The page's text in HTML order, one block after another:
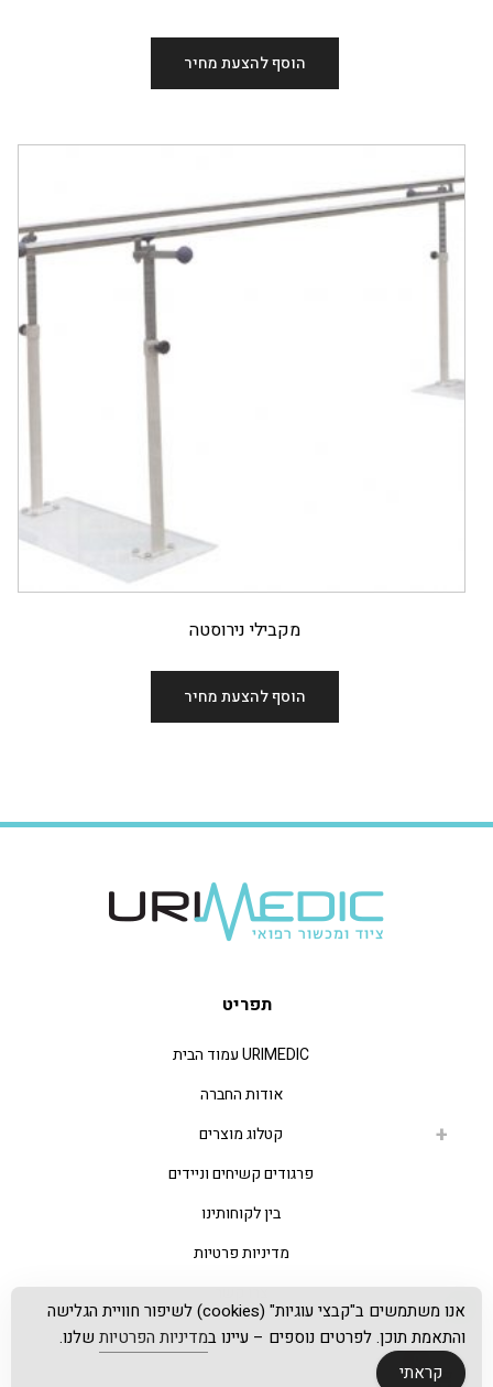
הוסף להצעת מחיר
מקבילי נירוסטה
הוסף להצעת מחיר
תפריט
URIMEDIC עמוד הבית
אודות החברה
קטלוג מוצרים
פרגודים קשיחים וניידים
בין לקוחותינו
מדיניות פרטיות
צרו קשר
אנו משתמשים ב"קבצי עוגיות" (cookies) לשיפור חוויית הגלישה
והתאמת תוכן. לפרטים נוספים – עיינו במדיניות הפרטיות שלנו.
קראתי